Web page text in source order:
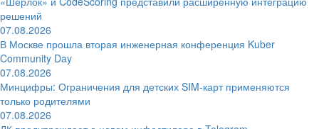
решений
07.08.2026
В Москве прошла вторая инженерная конференция Kuber
Community Day
07.08.2026
Минцифры: Ограничения для детских SIM-карт применяются
только родителями
07.08.2026